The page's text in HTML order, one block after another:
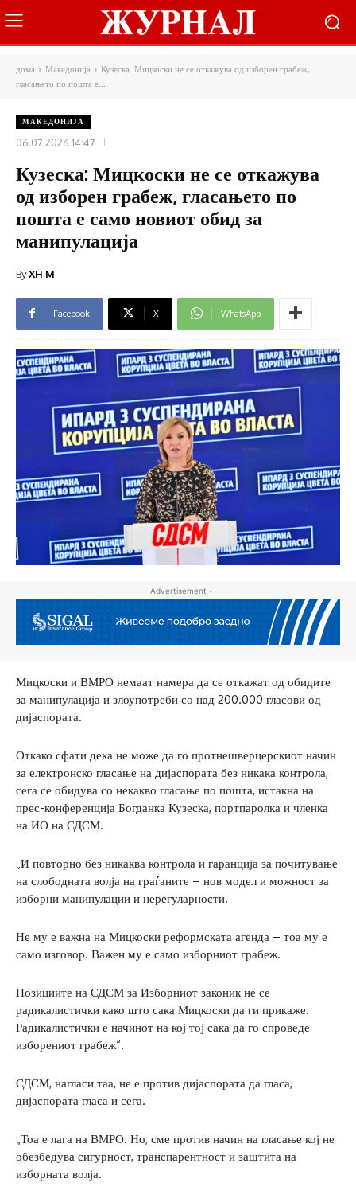
дома Македонија
Кузеска: Мицкоски не се откажува од изборен грабеж,
гласањето по пошта е...
МАКЕДОНИЈА
06.07.2026 14:47
Кузеска: Мицкоски не се откажува
од изборен грабеж, гласањето по
пошта е само новиот обид за
манипулација
ByXH M
Facebook X WhatsApp
- Advertisement -
Мицкоски и ВМРО немаат намера да се откажат од обидите
за манипулација и злоупотреби со над 200.000 гласови од
дијаспората.
Откако сфати дека не може да го протнешверцерскиот начин
за електронско гласање на дијаспората без никака контрола,
сега се обидува со некакво гласање по пошта, истакна на
прес-конференција Богданка Кузеска, портпаролка и членка
на ИО на СДСМ.
„И повторно без никаква контрола и гаранција за почитување
на слободната волја на граѓаните – нов модел и можност за
изборни манипулации и нерегуларности.
Не му е важна на Мицкоски реформската агенда – тоа му е
само изговор. Важен му е само изборниот грабеж.
Позициите на СДСМ за Изборниот законик не се
радикалистички како што сака Мицкоски да ги прикаже.
Радикалистички е начинот на кој тој сака да го спроведе
изборениот грабеж“.
СДСМ, нагласи таа, не е против дијаспората да гласа,
дијаспората гласа и сега.
„Тоа е лага на ВМРО. Но, сме против начин на гласање кој не
обезбедува сигурност, транспарентност и заштита на
изборната волја.